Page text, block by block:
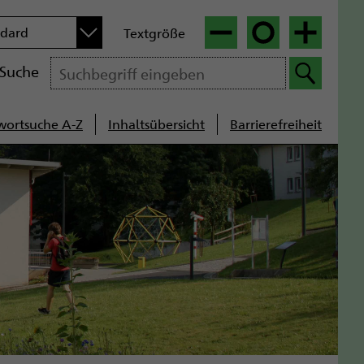
Textgröße
Suche
A-Z Inhaltsübersicht Barrierefreiheit